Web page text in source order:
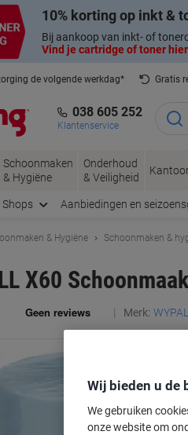
10% korting op inkt &
Bij aankoop van inkt- of
Vind je cartridge of toner hier
de volgende werkdag*
Gratis
038 605 252
Klantenservice
Schoonmaken
& Hygiëne
Onderhoud
& Veiligheid
Shops Aanbiedingen en
& Hygiëne Schoonmaken &
X60
Merk:
Wij bieden u de
We gebruiken
onze website om